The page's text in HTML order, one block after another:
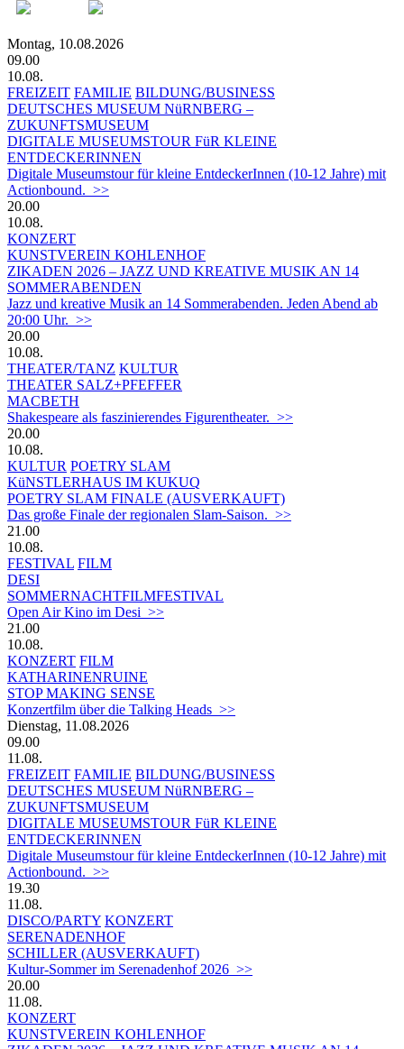
Montag, 10.08.2026
09.00
10.08.
FREIZEIT FAMILIE BILDUNG/BUSINESS
DEUTSCHES MUSEUM NüRNBERG –
ZUKUNFTSMUSEUM
DIGITALE MUSEUMSTOUR FüR KLEINE
ENTDECKERINNEN
Digitale Museumstour für kleine EntdeckerInnen (10-12 Jahre) mit
Actionbound. >>
20.00
10.08.
KONZERT
KUNSTVEREIN KOHLENHOF
ZIKADEN 2026 – JAZZ UND KREATIVE MUSIK AN 14
SOMMERABENDEN
Jazz und kreative Musik an 14 Sommerabenden. Jeden Abend ab
20:00 Uhr. >>
20.00
10.08.
THEATER/TANZ KULTUR
THEATER SALZ+PFEFFER
MACBETH
Shakespeare als faszinierendes Figurentheater. >>
20.00
10.08.
KULTUR POETRY SLAM
KüNSTLERHAUS IM KUKUQ
POETRY SLAM FINALE (AUSVERKAUFT)
Das große Finale der regionalen Slam-Saison. >>
21.00
10.08.
FESTIVAL FILM
DESI
SOMMERNACHTFILMFESTIVAL
Open Air Kino im Desi >>
21.00
10.08.
KONZERT FILM
KATHARINENRUINE
STOP MAKING SENSE
Konzertfilm über die Talking Heads >>
Dienstag, 11.08.2026
09.00
11.08.
FREIZEIT FAMILIE BILDUNG/BUSINESS
DEUTSCHES MUSEUM NüRNBERG –
ZUKUNFTSMUSEUM
DIGITALE MUSEUMSTOUR FüR KLEINE
ENTDECKERINNEN
Digitale Museumstour für kleine EntdeckerInnen (10-12 Jahre) mit
Actionbound. >>
19.30
11.08.
DISCO/PARTY KONZERT
SERENADENHOF
SCHILLER (AUSVERKAUFT)
Kultur-Sommer im Serenadenhof 2026 >>
20.00
11.08.
KONZERT
KUNSTVEREIN KOHLENHOF